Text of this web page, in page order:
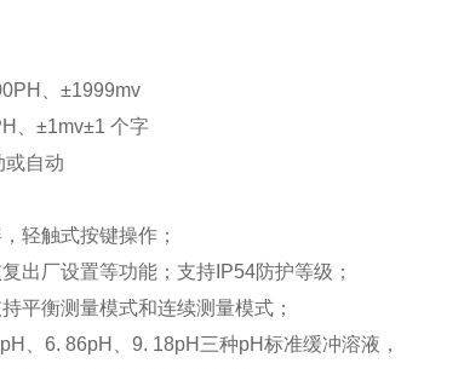
、±1999mv
、±1mv±1 个字
或自动
轻触式按键操作；
出厂设置等功能；支持IP54防护等级；
平衡测量模式和连续测量模式；
、6. 86pH、9. 18pH三种pH标准缓冲溶液，